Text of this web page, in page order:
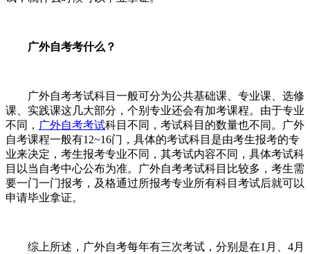
广外自考考什么？
广外自考考试科目一般可分为公共基础课、专业课、选修
课、实践课这几大部分，个别专业还会有加考课程。由于专业
不同， 广外自考考试科目不同，考试科目的数量也不同。
广外
自考课程一般有12~16门，具体的考试科目是由考生报考的专
业来决定，考生报考专业不同，其考试内容不同，具体考试科
目以当 自考中心公布为准。
广外自考考试科目比较多，考生需
要一门一门报考，及格通过所报考专业所有科目考试后就可以
申请毕业拿证。
综上所述，广外自考每年有三次考试，分别是在1 月、 4月